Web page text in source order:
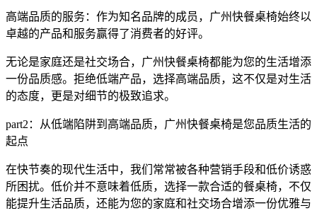
高端品质的服务：作为知名品牌的成员，广州快餐桌椅始终以
卓越的产品和服务赢得了消费者的好评。
无论是家庭还是社交场合，广州快餐桌椅都能为您的生活增添
一份品质感。拒绝低端产品，选择高端品质，这不仅是对生活
的态度，更是对细节的极致追求。
part2：从低端陷阱到高端品质，广州快餐桌椅是您品质生活的
起点
在快节奏的现代生活中，我们常常被各种营销手段和低价诱惑
所困扰。低价并不意味着低质，选择一款合适的餐桌椅，不仅
能提升生活品质，还能为您的家庭和社交场合增添一份优雅与